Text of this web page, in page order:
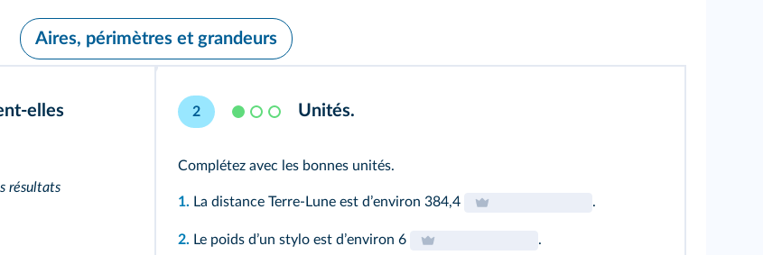
Aires, périmètres et grandeurs
elles
résultats
2 Unités.
Complétez avec les bonnes unités.
1. La distance Terre-Lune est dʼenviron 384,4 .
2. Le poids dʼun stylo est dʼenviron 6 .